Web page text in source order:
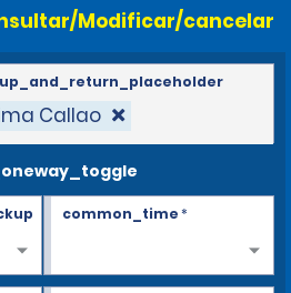
Modificar/cancelar
Callao
common_time*